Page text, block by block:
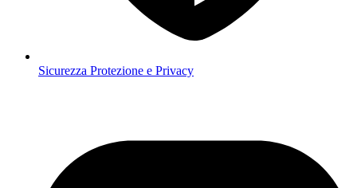
Sicurezza Protezione e Privacy